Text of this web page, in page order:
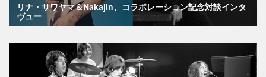
リナ・サワヤマ＆Nakajin、コラボレーション記念対談インタ
ヴュー